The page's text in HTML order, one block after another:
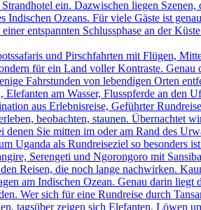
ein. Dazwischen liegen
Ozeans. Für viele Gäste ist
entspannten Schlussphase an der
und Pirschfahrten mit Flügen,
für ein Land voller Kontraste.
Fahrstunden von lebendigen Orten
am Wasser, Flusspferde an den
aus Erlebnisreise, Geführter
beobachten, staunen.
Sie mitten im oder am Rand des
Uganda als Rundreiseziel so besonders
Serengeti und Ngorongoro mit
Reisen, die noch lange nachwirken.
am Indischen Ozean. Genau darin
Wer sich für eine Rundreise durch
tagsüber zeigen sich Elefanten,